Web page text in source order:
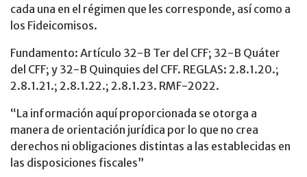
cada una en el régimen que les corresponde, así como a
los Fideicomisos.
Fundamento: Artículo 32-B Ter del CFF; 32-B Quáter
del CFF; y 32-B Quinquies del CFF. REGLAS: 2.8.1.20.;
2.8.1.21.; 2.8.1.22.; 2.8.1.23. RMF-2022.
“La información aquí proporcionada se otorga a
manera de orientación jurídica por lo que no crea
derechos ni obligaciones distintas a las establecidas en
las disposiciones fiscales”